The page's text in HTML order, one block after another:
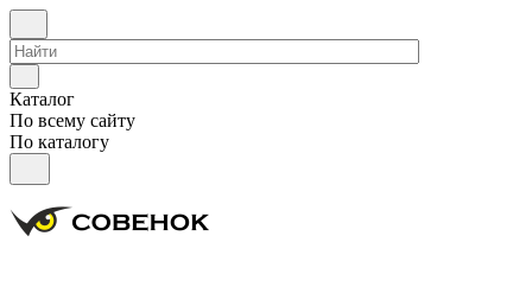
Каталог
По всему сайту
По каталогу